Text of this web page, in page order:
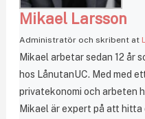
Mikael Larsson
Administratör och skribent at
Mikael arbetar sedan 12 år
hos LånutanUC. Med med
privatekonomi och arbeten
Mikael är expert på att hitta